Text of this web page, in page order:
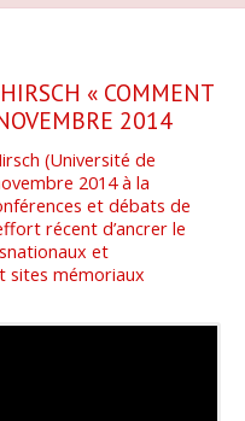
« COMMENT
2014
(Université de
2014 à la
et débats de
récent d’ancrer le
et
sites mémoriaux